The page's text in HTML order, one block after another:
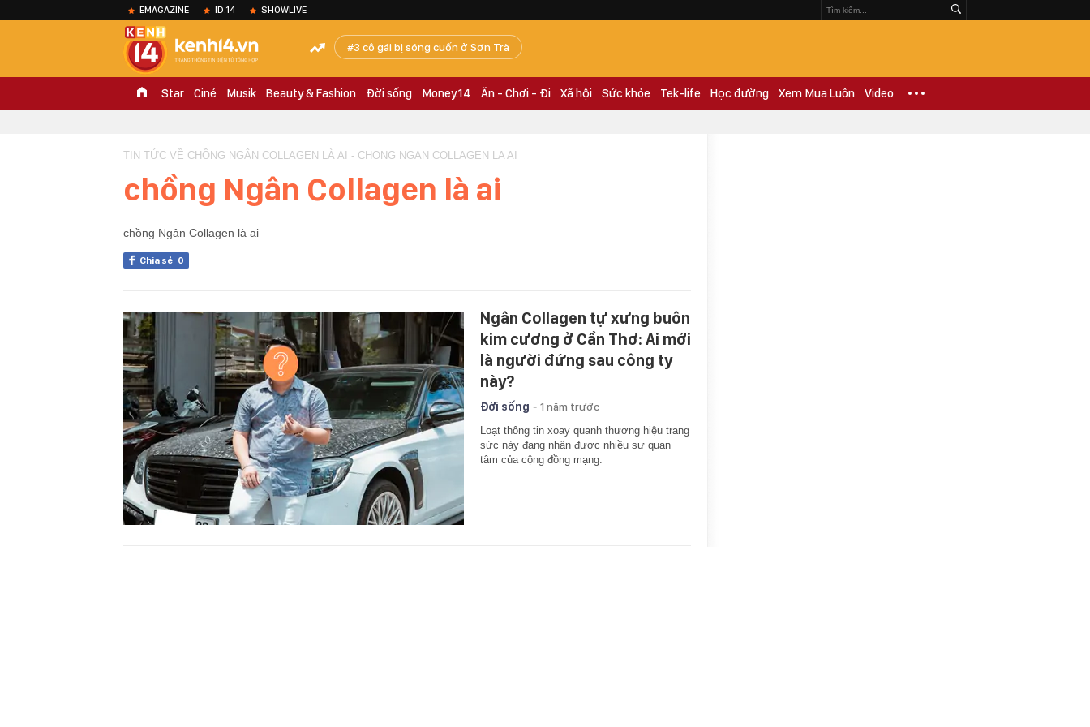
EMAGAZINE ID.14 SHOWLIVE
3 cô gái bị sóng cuốn ở Sơn Trà
Star Ciné Musik Beauty & Fashion Đời sống Money.14 Ăn - Chơi - Đi Xã hội Sức khỏe Tek-life Học đường Xem Mua Luôn Video
TIN TỨC VỀ CHỒNG NGÂN COLLAGEN LÀ AI - CHONG NGAN COLLAGEN LA AI
chồng Ngân Collagen là ai
chồng Ngân Collagen là ai
Chia sẻ 0
Ngân Collagen tự xưng buôn
kim cương ở Cần Thơ: Ai mới
là người đứng sau công ty
này?
Đời sống - 1 năm trước
Loạt thông tin xoay quanh thương hiệu trang
sức này đang nhận được nhiều sự quan
tâm của cộng đồng mạng.